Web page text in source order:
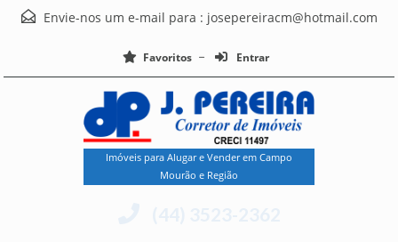
Envie-nos um e-mail para : josepereiracm@hotmail.com
Favoritos Entrar
Imóveis para Alugar e Vender em Campo
Mourão e Região